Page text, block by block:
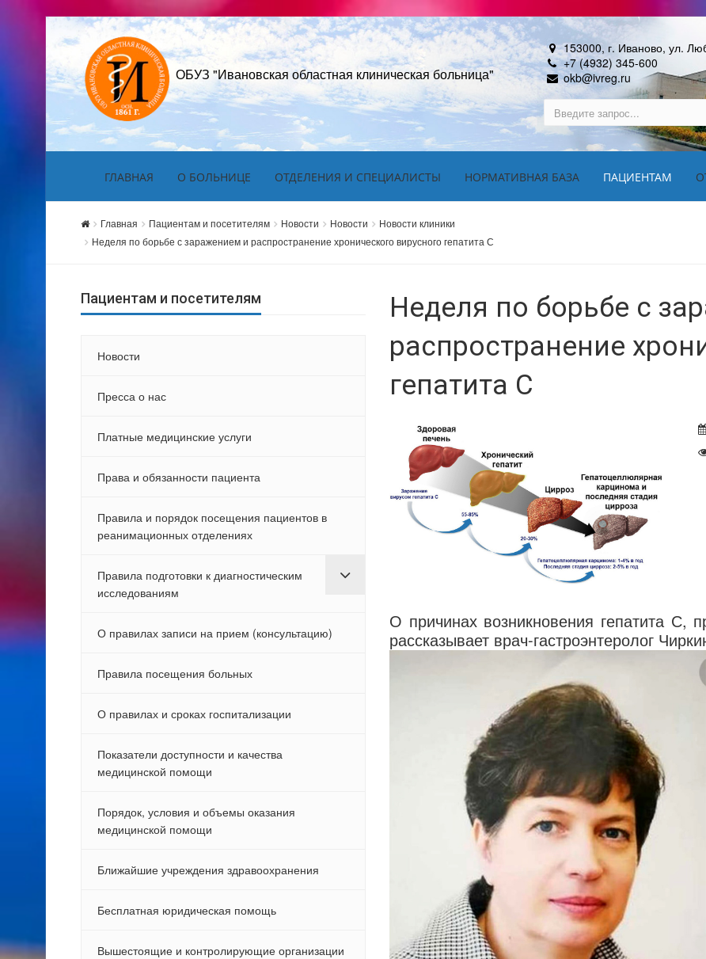
ОБУЗ "Ивановская областная клиническая больница"
153000, г. Иваново, ул.
+7 (4932) 345-600
okb@ivreg.ru
ГЛАВНАЯ О БОЛЬНИЦЕ ОТДЕЛЕНИЯ И СПЕЦИАЛИСТЫ НОРМАТИВНАЯ БАЗА ПАЦИЕНТАМ
Главная Пациентам и посетителям Новости Новости
Новости клиники
Неделя по борьбе с заражением и распространение хронического вирусного гепатита С
Пациентам и посетителям
Новости
Пресса о нас
Платные медицинские услуги
Права и обязанности пациента
Правила и порядок посещения пациентов в
реанимационных отделениях
Правила подготовки к диагностическим
исследованиям
О правилах записи на прием (консультацию)
Правила посещения больных
О правилах и сроках госпитализации
Показатели доступности и качества
медицинской помощи
Порядок, условия и объемы оказания
медицинской помощи
Ближайшие учреждения здравоохранения
Бесплатная юридическая помощь
Вышестоящие и контролирующие организации
Неделя по борьбе с
распространение
гепатита С
О причинах возникновения гепатита С,
рассказывает врач-гастроэнтеролог